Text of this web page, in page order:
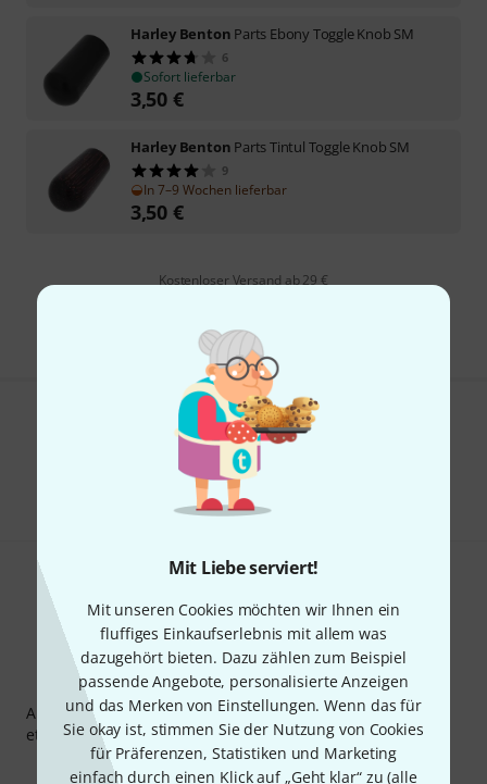
Mit Liebe serviert!
Mit unseren Cookies möchten wir Ihnen ein
fluffiges Einkaufserlebnis mit allem was
dazugehört bieten. Dazu zählen zum Beispiel
passende Angebote, personalisierte Anzeigen
und das Merken von Einstellungen. Wenn das für
Sie okay ist, stimmen Sie der Nutzung von Cookies
für Präferenzen, Statistiken und Marketing
einfach durch einen Klick auf „Geht klar“ zu (alle
Harley Benton Parts Ebony Toggle Knob SM
6
Sofort lieferbar
3,50 €
Harley Benton Parts Tintul Toggle Knob SM
9
In 7–9 Wochen lieferbar
3,50 €
Kostenloser Versand ab 29 €
Gefällt Ihnen, was Sie sehen?
Teilen Hilfe & Feedback
Thomann Newsletter
Abonniere den Thomann Newsletter und gewinne mit
etwas Glück einen von50 Gutscheinenüber jeweils50€
Inspirierende Beiträge
Deals Thomann Insights